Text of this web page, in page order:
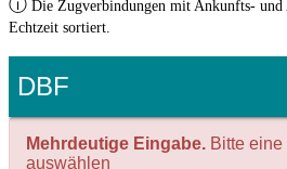
ⓘ Die Zugverbindungen mit Ankunfts- und
Echtzeit sortiert.